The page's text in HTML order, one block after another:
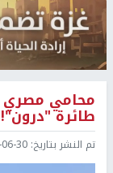
محامي مصري
طائرة "درون"!
تم النشر بتاريخ: 08:53